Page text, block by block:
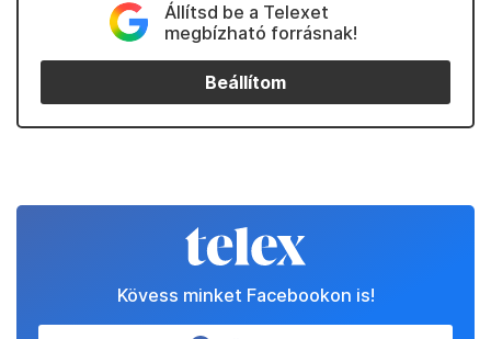
Állítsd be a Telexet
megbízható forrásnak!
Beállítom
Kövess minket Facebookon is!